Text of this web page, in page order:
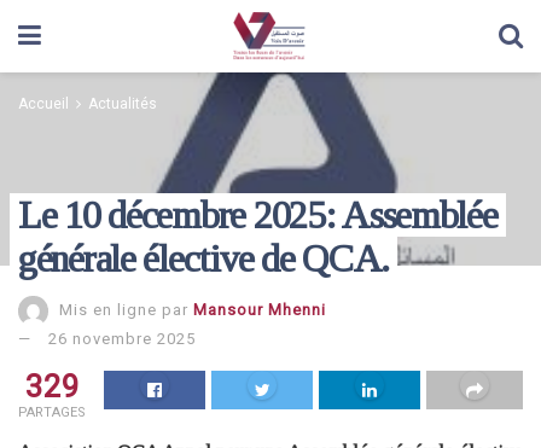
Accueil Actualités
Le 10 décembre 2025: Assemblée
générale élective de QCA.
Mis en ligne par Mansour Mhenni
26 novembre 2025
329
PARTAGES